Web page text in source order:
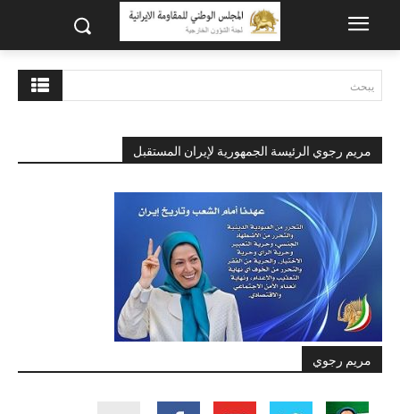
يبحث
مريم رجوي الرئيسة الجمهورية لإيران المستقبل
مريم رجوي